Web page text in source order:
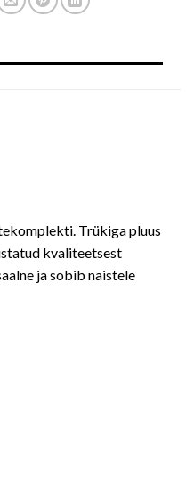
Trükiga pluus
kvaliteetsest
ja sobib naistele